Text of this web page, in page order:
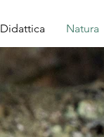
Didattica Natura